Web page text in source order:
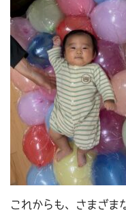
これからも、さまざま